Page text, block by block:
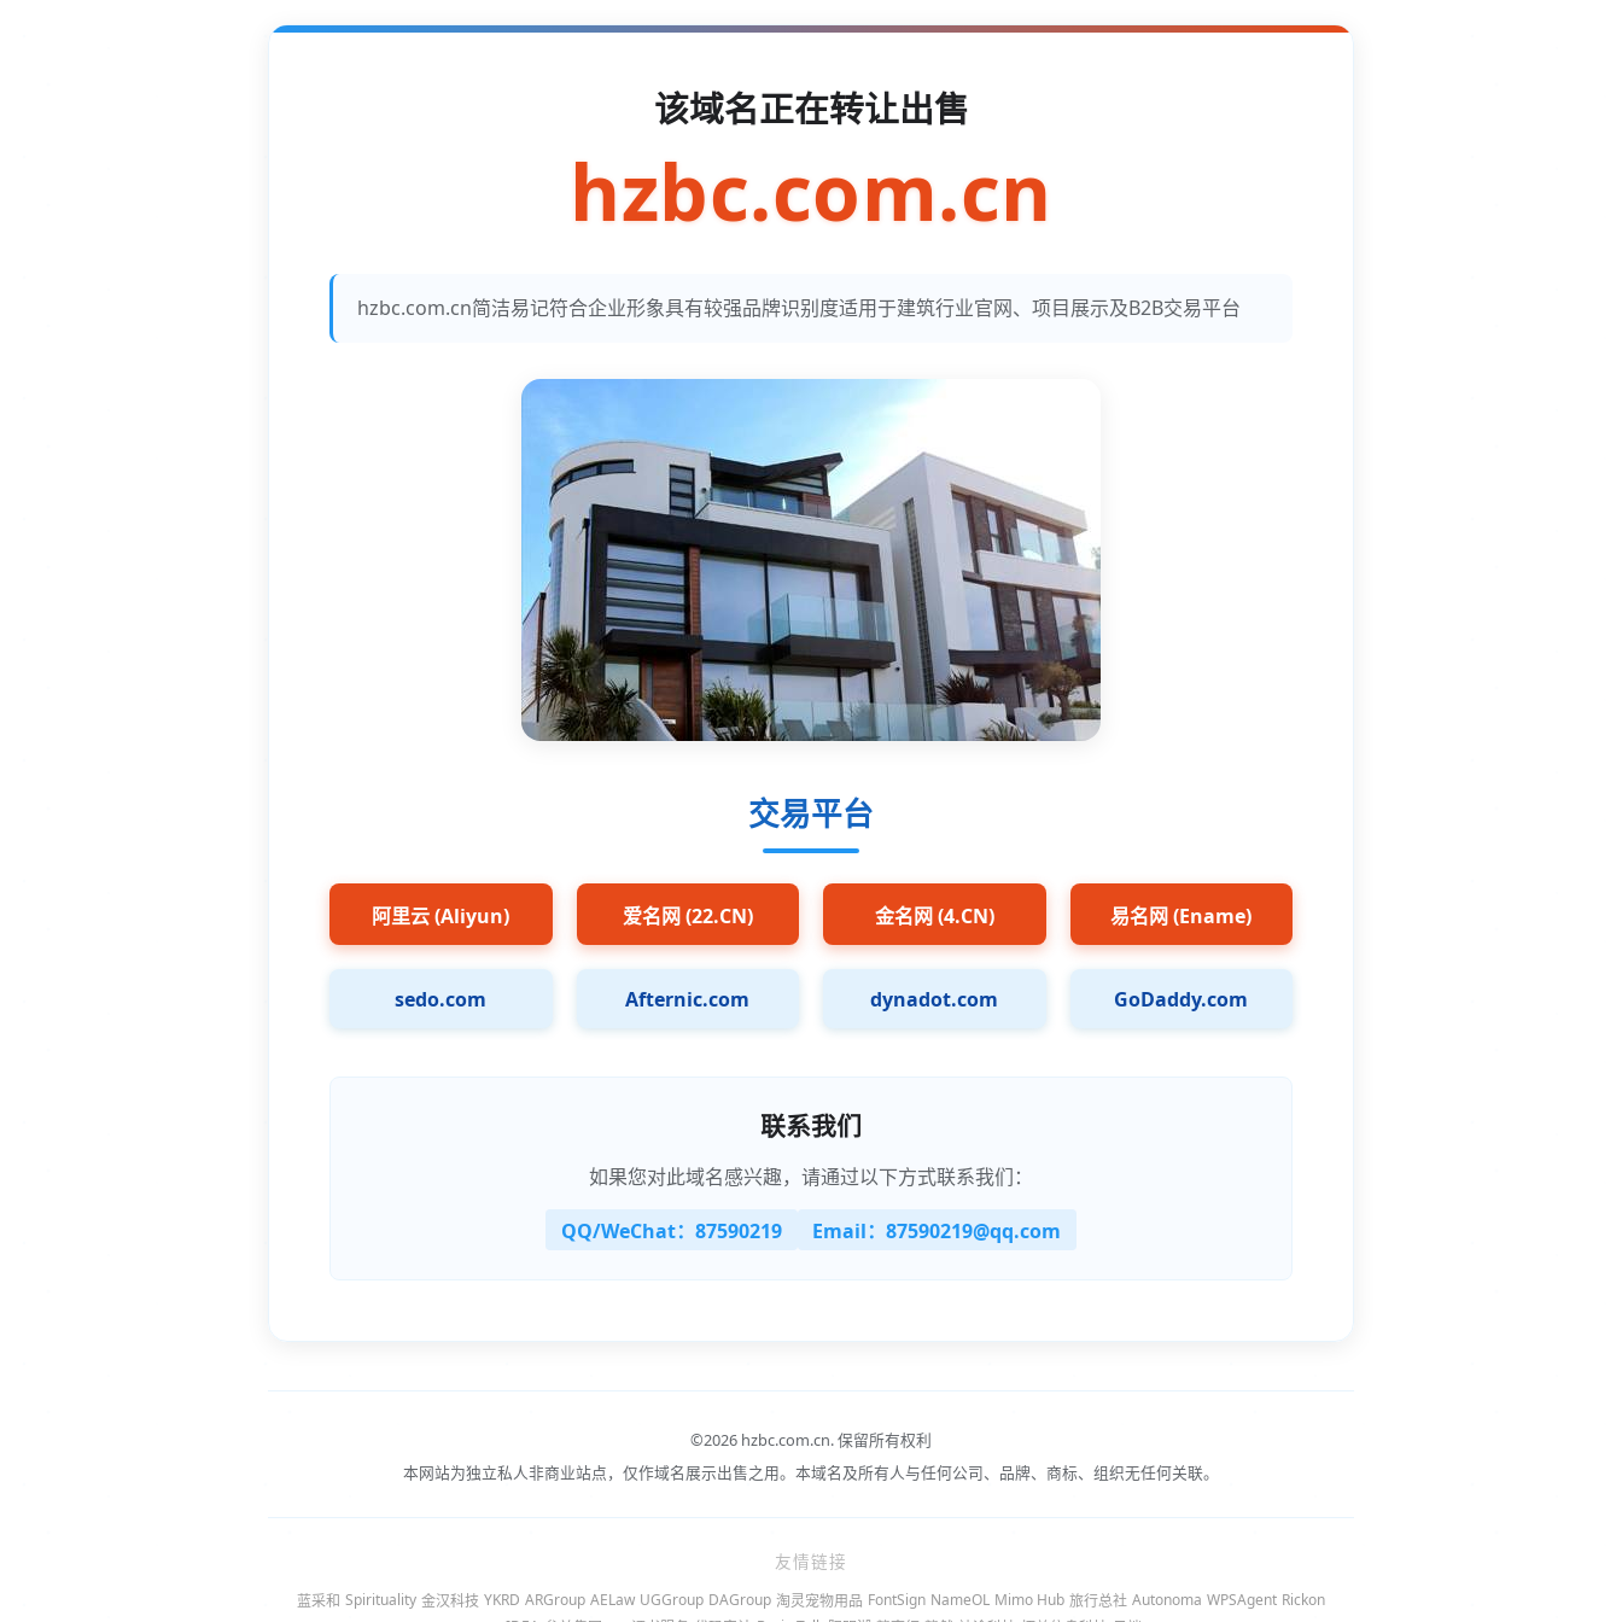
该域名正在转让出售
hzbc.com.cn
hzbc.com.cn简洁易记符合企业形象具有较强品牌识别度适用于建筑行业官网、项目展示及B2B交易平台
交易平台
阿里云 (Aliyun) 爱名网 (22.CN) 金名网 (4.CN) 易名网 (Ename)
sedo.com Afternic.com dynadot.com GoDaddy.com
联系我们
如果您对此域名感兴趣，请通过以下方式联系我们：
QQ/WeChat：87590219 Email：87590219@qq.com
©2026 hzbc.com.cn.保留所有权利
本网站为独立私人非商业站点，仅作域名展示出售之用。本域名及所有人与任何公司、品牌、商标、组织无任何关联。
友情链接
蓝采和 Spirituality 金汉科技 YKRD ARGroup AELaw UGGroup DAGroup 淘灵宠物用品 FontSign NameOL Mimo Hub 旅行总社 Autonoma WPSAgent Rickon